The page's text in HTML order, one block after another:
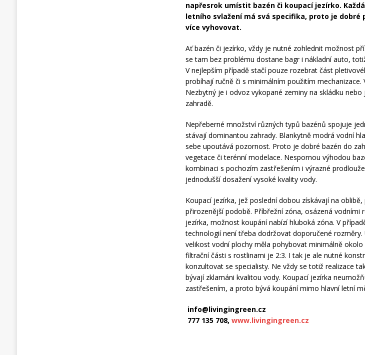
napřesrok umístit bazén či koupací jezírko.
letního svlažení má svá specifika, proto je dobré
více vyhovovat.
Ať bazén či jezírko, vždy je nutné zohlednit možnost
se tam bez problému dostane bagr i nákladní auto,
V nejlepším případě stačí pouze rozebrat část
probíhají ručně či s minimálním použitím mechanizace.
Nezbytný je i odvoz vykopané zeminy na skládku
zahradě.
Nepřeberné množství různých typů bazénů spojuje
stávají dominantou zahrady. Blankytně modrá vodní
sebe upoutává pozornost. Proto je dobré bazén do
vegetace či terénní modelace. Nespornou výhodou
kombinaci s pochozím zastřešením i výrazné
jednodušší dosažení vysoké kvality vody.
Koupací jezírka, jež poslední dobou získávají na
přirozenější podobě. Příbřežní zóna, osázená vodními
jezírka, možnost koupání nabízí hluboká zóna. V
technologií není třeba dodržovat doporučené rozměry.
velikost vodní plochy měla pohybovat minimálně
filtrační části s rostlinami je 2:3. I tak je ale nutné
konzultovat se specialisty. Ne vždy se totiž realizace
bývají zklamáni kvalitou vody. Koupací jezírka
zastřešením, a proto bývá koupání mimo hlavní letní
info@livingingreen.cz
777 135 708,www.livingingreen.cz